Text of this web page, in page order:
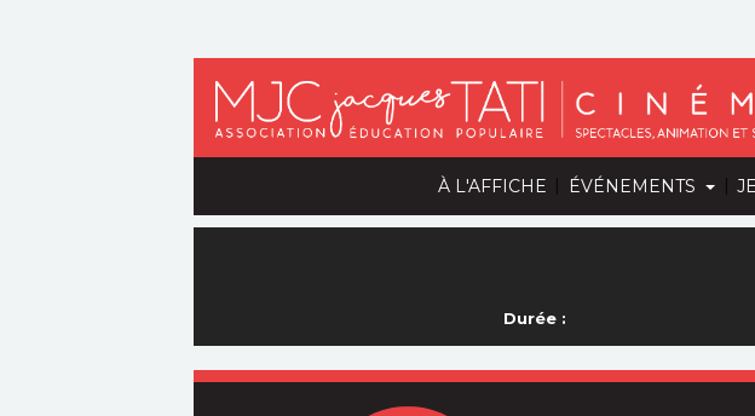
À L'AFFICHE | ÉVÉNEMENTS |
Durée :